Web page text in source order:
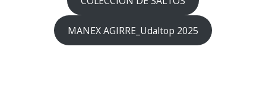
MANEX AGIRRE_Udaltop 2025